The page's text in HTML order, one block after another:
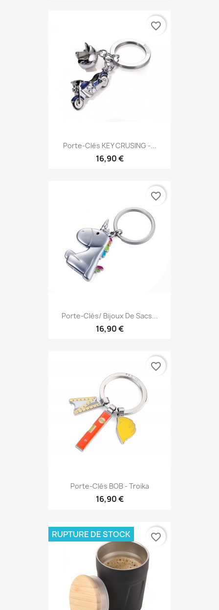
Porte-Clés KEY CRUSING -...
16,90 €
favorite_border
Porte-Clés/ Bijoux De Sacs...
16,90 €
favorite_border
Porte-Clés BOB - Troika
16,90 €
favorite_border
RUPTURE DE STOCK favorite_border